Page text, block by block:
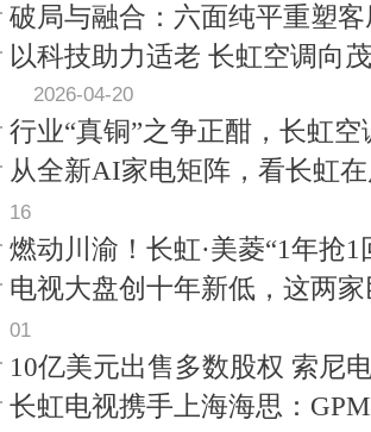
破局与融合：六面纯平重塑
以科技助力适老 长虹空调向
2026-04-20
行业“真铜”之争正酣，长虹
从全新AI家电矩阵，看长虹
16
燃动川渝！长虹·美菱“1年抢
电视大盘创十年新低，这两
01
10亿美元出售多数股权 索尼
长虹电视携手上海海思：